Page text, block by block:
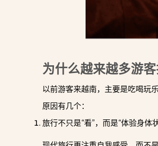
为什么越来越多游
以前游客来越南，主要是吃喝玩
原因有几个：
旅行不只是“看”，而是“体验身体